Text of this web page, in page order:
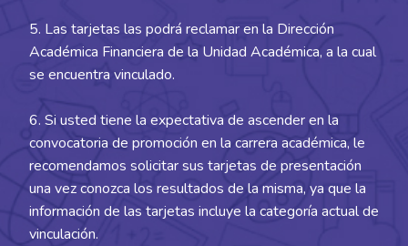
5. Las tarjetas las podrá reclamar en la Dirección
Académica Financiera de la Unidad Académica, a la cual
se encuentra vinculado.
6. Si usted tiene la expectativa de ascender en la
convocatoria de promoción en la carrera académica, le
recomendamos solicitar sus tarjetas de presentación
una vez conozca los resultados de la misma, ya que la
información de las tarjetas incluye la categoría actual de
vinculación.